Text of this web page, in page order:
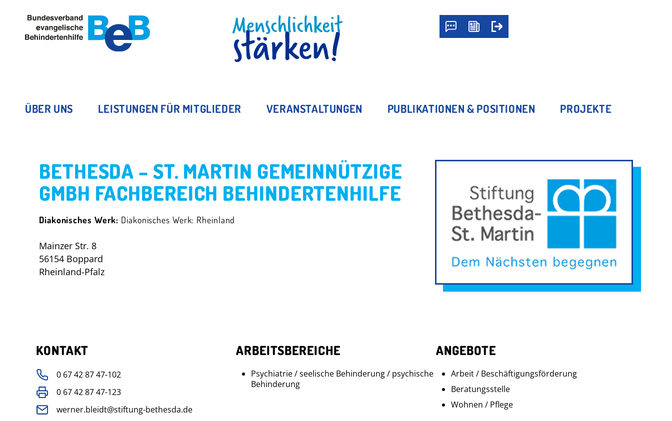
MITGLIED WERDEN
ÜBER UNS LEISTUNGEN FÜR MITGLIEDER VERANSTALTUNGEN PUBLIKATIONEN & POSITIONEN PROJEKTE
BETHESDA – ST. MARTIN GEMEINNÜTZIGE
GMBH FACHBEREICH BEHINDERTENHILFE
Diakonisches Werk: Diakonisches Werk: Rheinland
Mainzer Str. 8
56154 Boppard
Rheinland-Pfalz
KONTAKT
0 67 42 87 47-102
0 67 42 87 47-123
werner.bleidt@stiftung-bethesda.de
ARBEITSBEREICHE
Psychiatrie / seelische Behinderung / psychische
Behinderung
ANGEBOTE
Arbeit / Beschäftigungsförderung
Beratungsstelle
Wohnen / Pflege